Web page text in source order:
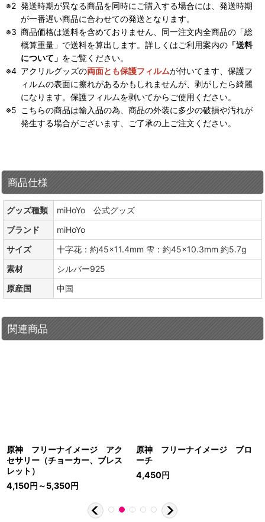
発送時期が異なる商品を同時にご購入する場合には、発送時期
が一番遅い商品に合わせての発送となります。
商品価格は送料を含めておりません、同一注文内全商品の「総
概算重量」で送料を算出します。詳しくはご利用案内の 「送料
について」 をご覧ください。
アクリルグッズの両面とも保護フィルムが付いてます、保護フ
ィルムの表面に擦れがあるかもしれませんが、剥がしたら綺麗
になります。保護フィルムを剥いてからご使用ください。
こちらの商品は輸入品の為、商品の外装に多少の破損や汚れが
発生する場合がございます、ご了承の上ご注文ください。
商品仕様
グッズ種類
miHoYo 公式グッズ
ブランド
miHoYo
サイズ
十字花：約45×11.4mm 雫：約45×10.3mm 約5.7g
素材
シルバー925
原産国
中国
関連商品
原神 フリーナイメージ アク
セサリー（チョーカー、ブレス
レット）
4,150円 ～5,350円
原神 フリーナイメージ ブロ
ーチ
4,450円